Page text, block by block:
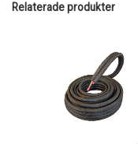
Relaterade produkter